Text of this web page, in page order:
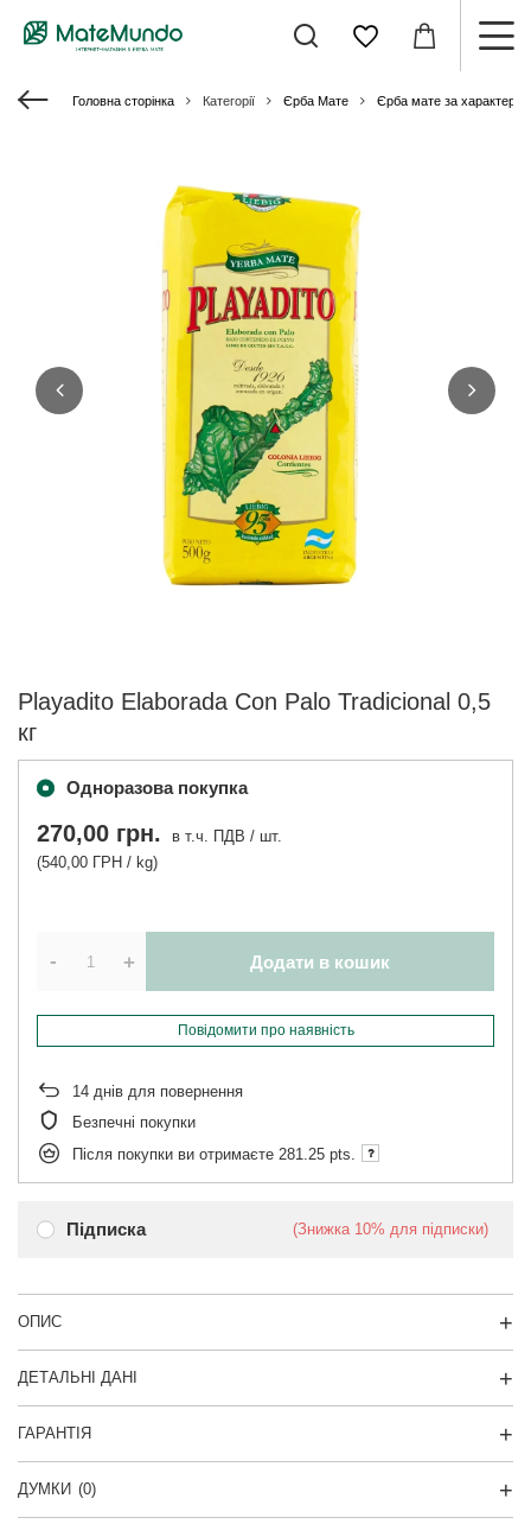
Головна сторінка Категорії Єрба Мате Єрба мате за
Playadito Elaborada Con Palo Tradicional 0,5
кг
Одноразова покупка
Підписка (Знижка 10% для підписки)
270,00 грн. в т.ч. ПДВ / шт.
(540,00 ГРН / kg)
- + Додати в кошик
Повідомити про наявність
14 днів для повернення
Безпечні покупки
Після покупки ви отримаєте 281.25 pts.
ОПИС
ДЕТАЛЬНІ ДАНІ
ГАРАНТІЯ
ДУМКИ (0)